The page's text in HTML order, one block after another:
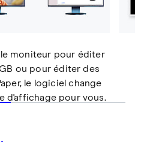
moniteur pour éditer
ou pour éditer des
le logiciel change
d'affichage pour vous.